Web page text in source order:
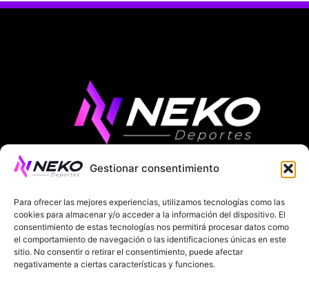
Gestionar consentimiento
Para ofrecer las mejores experiencias, utilizamos tecnologías como las
cookies para almacenar y/o acceder a la información del dispositivo. El
consentimiento de estas tecnologías nos permitirá procesar datos como
el comportamiento de navegación o las identificaciones únicas en este
sitio. No consentir o retirar el consentimiento, puede afectar
negativamente a ciertas características y funciones.
ÚLTIMAS NOTICIAS COMPETICIONES EUROPEAS
LA LIGA MUNDIAL 2026 FÚTBOL INTERNACIONAL
SOBRE NOSOTROS
AVISOS LEGALES POLÍTICA DE PRIVACIDAD